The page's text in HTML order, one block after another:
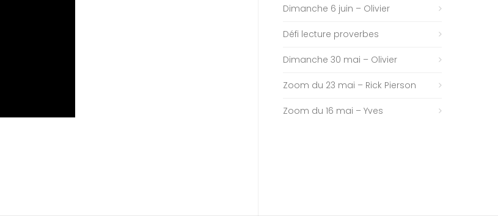
Dimanche 6 juin – Olivier
Défi lecture proverbes
Dimanche 30 mai – Olivier
Zoom du 23 mai – Rick Pierson
Zoom du 16 mai – Yves